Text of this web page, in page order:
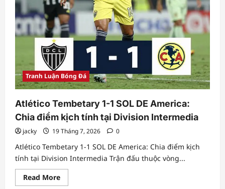
Tranh Luận Bóng Đá
Atlético Tembetary 1-1 SOL DE America:
Chia điểm kịch tính tại Division Intermedia
jacky 19 Tháng 7, 2026 0
Atlético Tembetary 1-1 SOL DE America: Chia điểm kịch
tính tại Division Intermedia Trận đấu thuộc vòng...
Read MoreRead
more